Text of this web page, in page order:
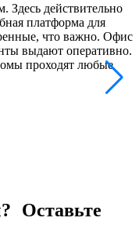
действительно
платформа для
что важно. Офис
выдают оперативно.
проходят любые
Оставьте